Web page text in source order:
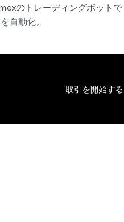
のトレーディングボットで
自動化。
取引を開始する